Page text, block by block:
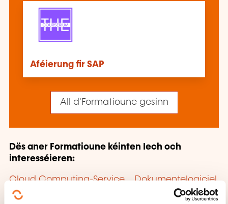
Aféierung fir SAP
All d'Formatioune gesinn
Dës aner Formatioune kéinten Iech och
interesséieren:
Cloud Computing-Service
Dokumentelogiciel
E-Mail-Logiciel
Framework